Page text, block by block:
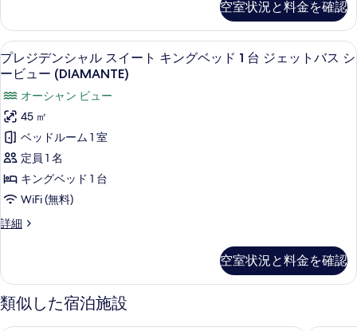
写
真
を
表
示
す
る
(ZAFFIRO)
の
詳
空室状況と料金を確認
プ
レ
ジ
デ
ン
シ
ャ
ル
ス
ト
キ
9
プレジデンシャル スイート キングベッド 1 台 ジェットバス シ
ービュー (DIAMANTE)
オーシャン ビュー
45 ㎡
ベッドルーム 1 室
定員 1 名
キングベッド 1 台
WiFi (無料)
詳細
プ
ン
シ
ャ
空室状況と料金を確認
類似した宿泊施設